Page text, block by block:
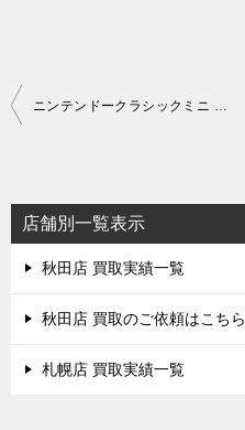
投
ビ
ゲ
ー
シ
店舗別一覧表示
秋田店 買取実績一覧
秋田店 買取のご依頼はこちら
札幌店 買取実績一覧